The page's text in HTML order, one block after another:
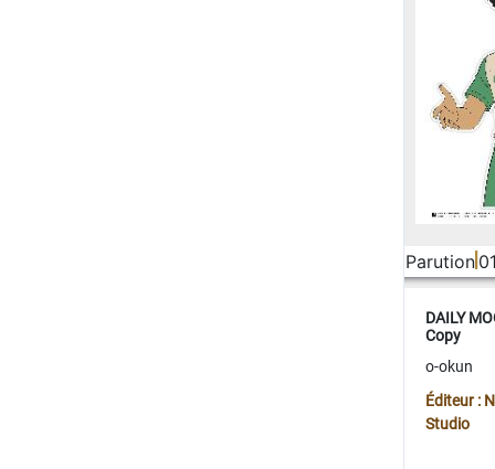
Parution
DAILY
Copy
o-okun
Éditeur :
Studio